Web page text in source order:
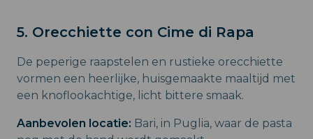
5. Orecchiette con Cime di Rapa
De peperige raapstelen en rustieke orecchiette
vormen een heerlijke, huisgemaakte maaltijd met
een knoflookachtige, licht bittere smaak.
Aanbevolen locatie: Bari, in Puglia, waar de pasta